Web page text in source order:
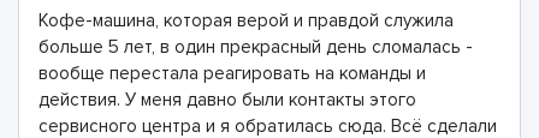
Кофе-машина, которая верой и правдой служила
больше 5 лет, в один прекрасный день сломалась -
вообще перестала реагировать на команды и
действия. У меня давно были контакты этого
сервисного центра и я обратилась сюда. Всё сделали